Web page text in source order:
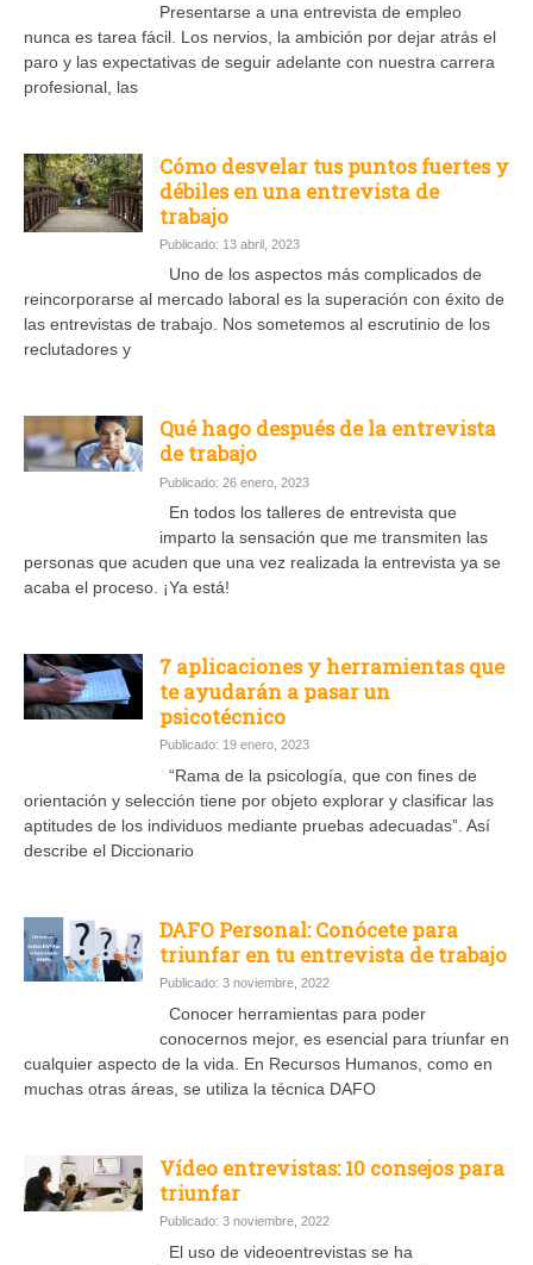
Presentarse a una entrevista de empleo
nunca es tarea fácil. Los nervios, la ambición por dejar atrás el
paro y las expectativas de seguir adelante con nuestra carrera
profesional, las
Cómo desvelar tus puntos fuertes y
débiles en una entrevista de
trabajo
Publicado: 13 abril, 2023
Uno de los aspectos más complicados de
reincorporarse al mercado laboral es la superación con éxito de
las entrevistas de trabajo. Nos sometemos al escrutinio de los
reclutadores y
Qué hago después de la entrevista
de trabajo
Publicado: 26 enero, 2023
En todos los talleres de entrevista que
imparto la sensación que me transmiten las
personas que acuden que una vez realizada la entrevista ya se
acaba el proceso. ¡Ya está!
7 aplicaciones y herramientas que
te ayudarán a pasar un
psicotécnico
Publicado: 19 enero, 2023
“Rama de la psicología, que con fines de
orientación y selección tiene por objeto explorar y clasificar las
aptitudes de los individuos mediante pruebas adecuadas”. Así
describe el Diccionario
DAFO Personal: Conócete para
triunfar en tu entrevista de trabajo
Publicado: 3 noviembre, 2022
Conocer herramientas para poder
conocernos mejor, es esencial para triunfar en
cualquier aspecto de la vida. En Recursos Humanos, como en
muchas otras áreas, se utiliza la técnica DAFO
Vídeo entrevistas: 10 consejos para
triunfar
Publicado: 3 noviembre, 2022
El uso de videoentrevistas se ha